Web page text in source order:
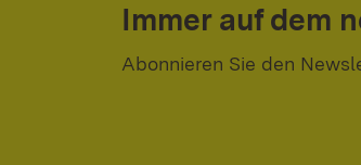
Immer auf dem
Abonnieren Sie den